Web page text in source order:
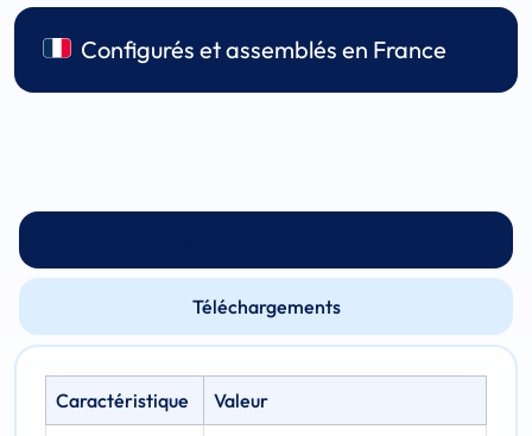
Configurés et assemblés en France
Téléchargements
Caractéristique Valeur